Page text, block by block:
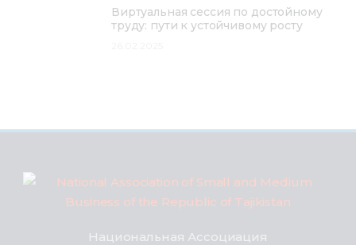
Виртуальная сессия по достойному
труду: пути к устойчивому росту
Национальная Ассоциация